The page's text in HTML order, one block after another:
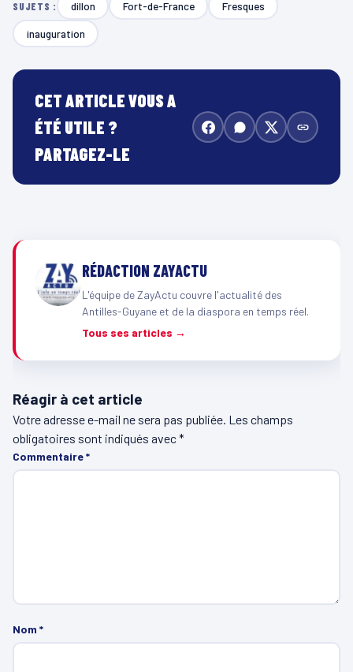
SUJETS : dillon Fort-de-France Fresques
inauguration
CET ARTICLE VOUS A
ÉTÉ UTILE ?
PARTAGEZ-LE
RÉDACTION ZAYACTU
L'équipe de ZayActu couvre l'actualité des
Antilles-Guyane et de la diaspora en temps réel.
Tous ses articles →
Réagir à cet article
Votre adresse e-mail ne sera pas publiée. Les champs
obligatoires sont indiqués avec*
Commentaire*
Nom *